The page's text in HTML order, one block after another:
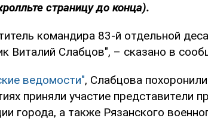
страницу до конца).
командира 83-й отдельной
Виталий Слабцов", – сказано в
ведомости", Слабцова
приняли участие представители
города, а также Рязанского